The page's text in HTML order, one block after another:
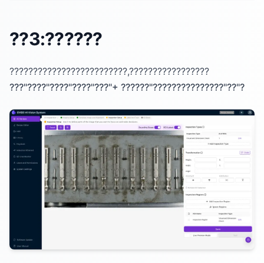
??3:??????
?????????????????????????,?????????????????
???"????"????"????"???"+ ??????"???????????????"??"?